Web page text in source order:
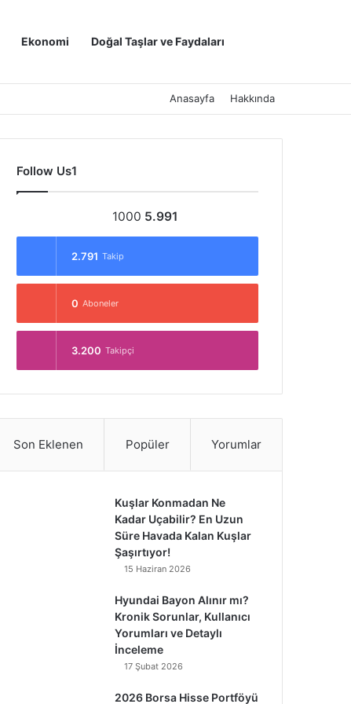
Ekonomi Doğal Taşlar ve Faydaları
Anasayfa Hakkında
Follow Us1
1000 5.991
2.791 Takip
0 Aboneler
3.200 Takipçi
Son Eklenen Popüler Yorumlar
Kuşlar Konmadan Ne
Kadar Uçabilir? En Uzun
Süre Havada Kalan Kuşlar
Şaşırtıyor!
15 Haziran 2026
Hyundai Bayon Alınır mı?
Kronik Sorunlar, Kullanıcı
Yorumları ve Detaylı
İnceleme
17 Şubat 2026
2026 Borsa Hisse Portföyü